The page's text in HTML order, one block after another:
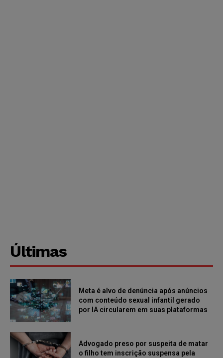
Últimas
Meta é alvo de denúncia após anúncios
com conteúdo sexual infantil gerado
por IA circularem em suas plataformas
Advogado preso por suspeita de matar
o filho tem inscrição suspensa pela